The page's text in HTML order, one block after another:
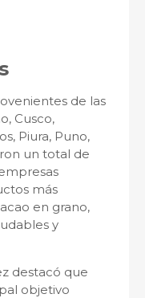
de las
Cusco,
Piura, Puno,
un total de
más
en grano,
y
destacó que
objetivo